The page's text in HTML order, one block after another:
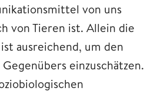
von uns
von Tieren ist. Allein die
ausreichend, um den
einzuschätzen.